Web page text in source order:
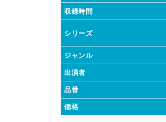
収録時間
シリーズ
ジャンル
出演者
品番
価格